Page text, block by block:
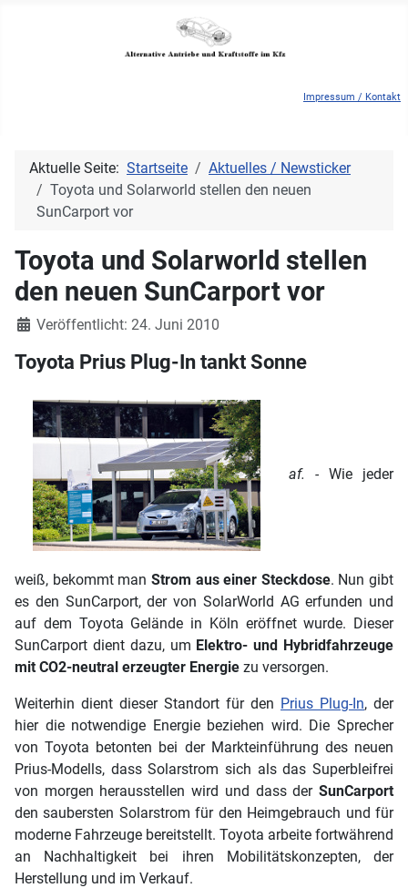
Impressum / Kontakt
Aktuelle Seite: Startseite
Aktuelles / Newsticker
Toyota und Solarworld stellen den neuen
SunCarport vor
Toyota und Solarworld stellen
den neuen SunCarport vor
DetailsVeröffentlicht: 24. Juni 2010
Toyota Prius Plug-In tankt Sonne
af. - Wie jeder
weiß, bekommt man Strom aus einer Steckdose. Nun gibt
es den SunCarport, der von SolarWorld AG erfunden und
auf dem Toyota Gelände in Köln eröffnet wurde. Dieser
SunCarport dient dazu, um Elektro- und Hybridfahrzeuge
mit CO2-neutral erzeugter Energie zu versorgen.
Weiterhin dient dieser Standort für den Prius Plug-In, der
hier die notwendige Energie beziehen wird. Die Sprecher
von Toyota betonten bei der Markteinführung des neuen
Prius-Modells, dass Solarstrom sich als das Superbleifrei
von morgen herausstellen wird und dass der SunCarport
den saubersten Solarstrom für den Heimgebrauch und für
moderne Fahrzeuge bereitstellt. Toyota arbeite fortwährend
an Nachhaltigkeit bei ihren Mobilitätskonzepten, der
Herstellung und im Verkauf.